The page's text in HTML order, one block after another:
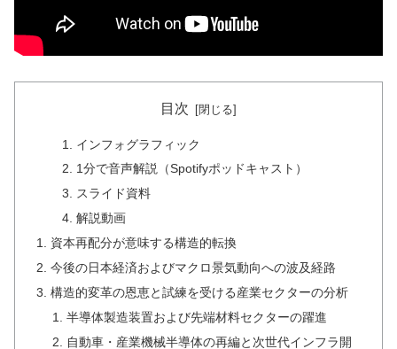
目次
インフォグラフィック
1分で音声解説（Spotifyポッドキャスト）
スライド資料
解説動画
資本再配分が意味する構造的転換
今後の日本経済およびマクロ景気動向への波及経路
構造的変革の恩恵と試練を受ける産業セクターの分析
半導体製造装置および先端材料セクターの躍進
自動車・産業機械半導体の再編と次世代インフラ開